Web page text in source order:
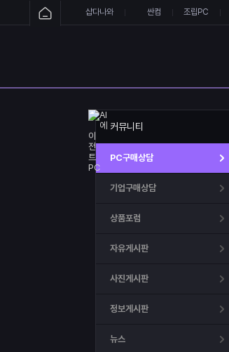
샵다나와 싼컴 조립PC
커뮤니티
PC구매상담
기업구매상담
상품포럼
자유게시판
사진게시판
정보게시판
뉴스